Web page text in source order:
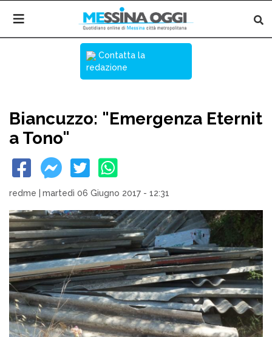
Contatta la
redazione
Biancuzzo: "Emergenza Eternit
a Tono"
redme martedì 06 Giugno 2017 - 12:31